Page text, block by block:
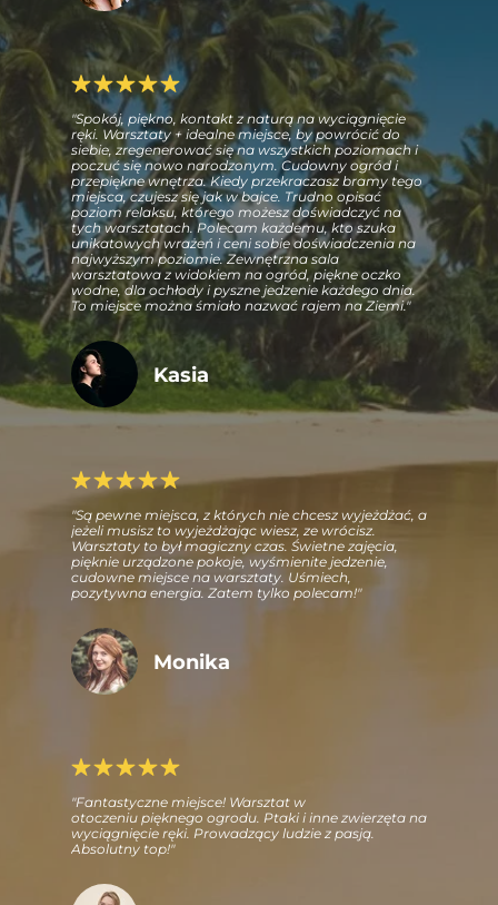
"Spokój, piękno, kontakt z naturą na wyciągnięcie
ręki. Warsztaty + idealne miejsce, by powrócić do
siebie, zregenerować się na wszystkich poziomach i
poczuć się nowo narodzonym. Cudowny ogród i
przepiękne wnętrza. Kiedy przekraczasz bramy tego
miejsca, czujesz się jak w bajce. Trudno opisać
poziom relaksu, którego możesz doświadczyć na
tych warsztatach. Polecam każdemu, kto szuka
unikatowych wrażeń i ceni sobie doświadczenia na
najwyższym poziomie. Zewnętrzna sala
warsztatowa z widokiem na ogród, piękne oczko
wodne, dla ochłody i pyszne jedzenie każdego dnia.
To miejsce można śmiało nazwać rajem na Ziemi."
Kasia
"Są pewne miejsca, z których nie chcesz wyjeżdżać, a
jeżeli musisz to wyjeżdżając wiesz, ze wrócisz.
Warsztaty to był magiczny czas. Świetne zajęcia,
pięknie urządzone pokoje, wyśmienite jedzenie,
cudowne miejsce na warsztaty. Uśmiech,
pozytywna energia. Zatem tylko polecam!"
Monika
"Fantastyczne miejsce! Warsztat w
otoczeniu pięknego ogrodu. Ptaki i inne zwierzęta na
wyciągnięcie ręki. Prowadzący ludzie z pasją.
Absolutny top!"